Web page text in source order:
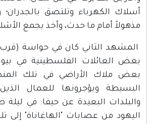
أسلاك الكهرباء وتلتصق
مذهولاً أمام ما حدث، وأخذ يجمع
المشهد الثاني كان في حواسة
بعض العائلات الفلسطينية في
بعض ملاك الأراضي في تلك
البسيطة ويؤجرونها للعمال
والبلدات البعيدة عن حيفا: في
اليهود من عصابات "الهاغاناة" إلى